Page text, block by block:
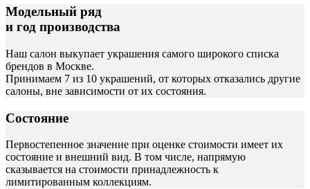
Модельный ряд
и год производства
Наш салон выкупает украшения самого широкого списка
брендов в Москве.
Принимаем 7 из 10 украшений, от которых отказались другие
салоны, вне зависимости от их состояния.
Состояние
Первостепенное значение при оценке стоимости имеет их
состояние и внешний вид. В том числе, напрямую
сказывается на стоимости принадлежность к
лимитированным коллекциям.